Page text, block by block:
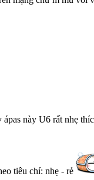
này U6 rất nhẹ
tiêu chí: nhẹ - rẻ